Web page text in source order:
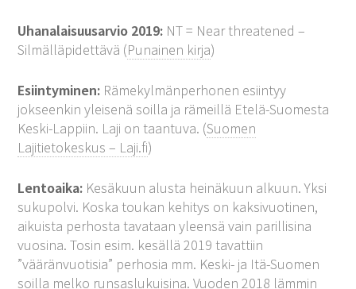
Uhanalaisuusarvio 2019: NT = Near threatened –
Silmälläpidettävä (Punainen kirja)
Esiintyminen: Rämekylmänperhonen esiintyy
jokseenkin yleisenä soilla ja rämeillä Etelä-Suomesta
Keski-Lappiin. Laji on taantuva. (Suomen
Lajitietokeskus – Laji.fi)
Lentoaika: Kesäkuun alusta heinäkuun alkuun. Yksi
sukupolvi. Koska toukan kehitys on kaksivuotinen,
aikuista perhosta tavataan yleensä vain parillisina
vuosina. Tosin esim. kesällä 2019 tavattiin
”vääränvuotisia” perhosia mm. Keski- ja Itä-Suomen
soilla melko runsaslukuisina. Vuoden 2018 lämmin